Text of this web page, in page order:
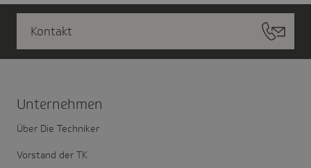
Kontakt
Unter­nehmen
Über Die Techniker
Vorstand der TK